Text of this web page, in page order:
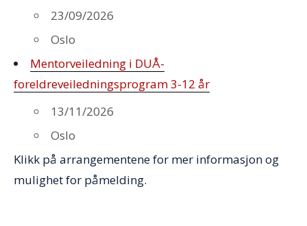
23/09/2026
Oslo
Mentorveiledning i DUÅ-
foreldreveiledningsprogram 3-12 år
13/11/2026
Oslo
Klikk på arrangementene for mer informasjon og
mulighet for påmelding.